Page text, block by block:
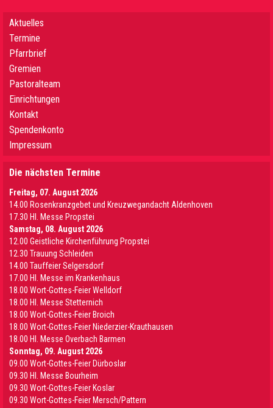
Aktuelles
Termine
Pfarrbrief
Gremien
Pastoralteam
Einrichtungen
Kontakt
Spendenkonto
Impressum
Die nächsten Termine
Freitag, 07. August 2026
14.00 Rosenkranzgebet und Kreuzwegandacht Aldenhoven
17.30 Hl. Messe Propstei
Samstag, 08. August 2026
12.00 Geistliche Kirchenführung Propstei
12.30 Trauung Schleiden
14.00 Tauffeier Selgersdorf
17.00 Hl. Messe im Krankenhaus
18.00 Wort-Gottes-Feier Welldorf
18.00 Hl. Messe Stetternich
18.00 Wort-Gottes-Feier Broich
18.00 Wort-Gottes-Feier Niederzier-Krauthausen
18.00 Hl. Messe Overbach Barmen
Sonntag, 09. August 2026
09.00 Wort-Gottes-Feier Dürboslar
09.30 HI. Messe Bourheim
09.30 Wort-Gottes-Feier Koslar
09.30 Wort-Gottes-Feier Mersch/Pattern